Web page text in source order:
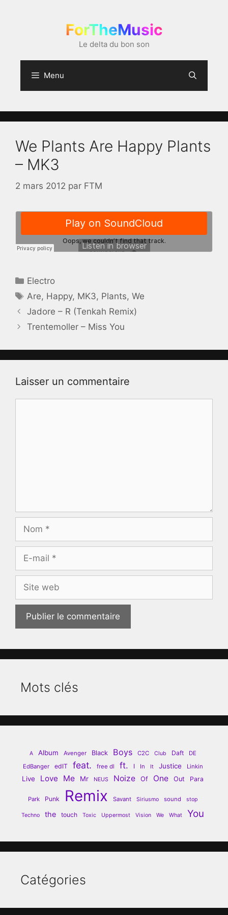
ForTheMusic
Le delta du bon son
Menu
We Plants Are Happy Plants
– MK3
2 mars 2012 par FTM
Catégories
Electro
Étiquettes
Are, Happy, MK3, Plants,We
Jadore – R (Tenkah Remix)
Trentemoller – Miss You
Laisser un commentaire
mail
web
Mots clés
A Album Avenger Black Boys C2C Club Daft
DE
EdBanger
edIT feat. free dl ft. I In It Justice Linkin
Live Love Me Mr NEUS Noize Of One Out Para
Park Punk Remix Savant Siriusmo sound stop
Techno the touch Toxic Uppermost Vision We What You
Catégories